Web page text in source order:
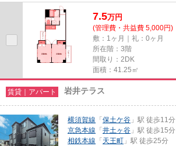
し】【初期費用分割払い】【19...
7.5万円
(管理費・共益費 5,000円)
敷：1ヶ月｜礼：0ヶ月
所在階：3階
間取り：2DK
面積：41.25㎡
賃貸｜アパート 岩井テラス
横須賀線 「 保土ケ谷 」駅 徒歩11分
京急本線 「 井土ヶ谷 」駅 徒歩15分
相鉄本線 「 天王町 」駅 徒歩25分